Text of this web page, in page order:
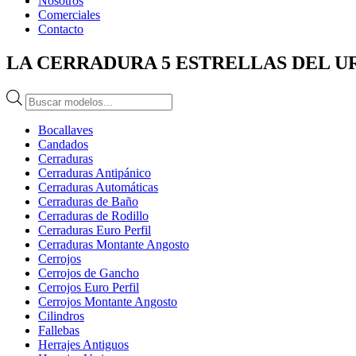
Comerciales
Contacto
LA CERRADURA 5 ESTRELLAS DEL
Búsqueda
de
productos
Bocallaves
Candados
Cerraduras
Cerraduras Antipánico
Cerraduras Automáticas
Cerraduras de Baño
Cerraduras de Rodillo
Cerraduras Euro Perfil
Cerraduras Montante Angosto
Cerrojos
Cerrojos de Gancho
Cerrojos Euro Perfil
Cerrojos Montante Angosto
Cilindros
Fallebas
Herrajes Antiguos